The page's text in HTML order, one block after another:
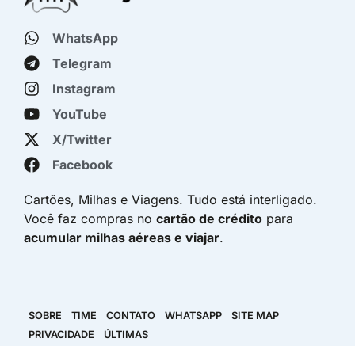
WhatsApp
Telegram
Instagram
YouTube
X/Twitter
Facebook
Cartões, Milhas e Viagens. Tudo está interligado.
Você faz compras no cartão de crédito para
acumular milhas aéreas e viajar.
SOBRE TIME CONTATO WHATSAPP
SITE MAP
PRIVACIDADE
ÚLTIMAS